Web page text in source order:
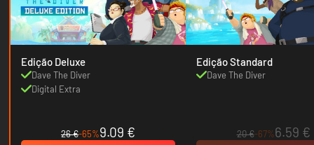
Edição Deluxe
Dave The Diver
Digital Extra
26 €-65%9.09 €
Edição Standard
Dave The Diver
20 €-67%6.59 €